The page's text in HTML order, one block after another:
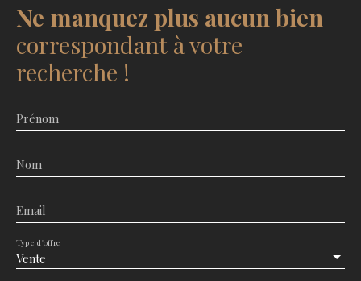
Ne manquez plus aucun bien
correspondant à votre
recherche !
Prénom
Nom
Email
Vente
Type d'offre